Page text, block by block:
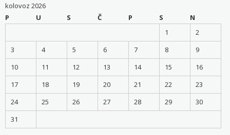
kolovoz 2026
P
U S Č P S
N
1
2
3
4 5 6 7 8
9
10
11 12 13 14 15
16
17
18 19 20 21 22
23
24
25 26 27 28 29
30
31